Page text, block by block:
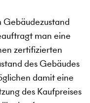
Gebäudezustand
man eine
zertifizierten
des Gebäudes
damit eine
des Kaufpreises